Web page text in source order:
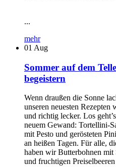
...
mehr
01 Aug
Sommer auf dem
begeistern
Wenn draußen die Sonne
unseren neuesten Rezepten
und richtig lecker. Los
neuem Gewand: Tortellini-
mit Pesto und gerösteten
an heißen Tagen. Für alle,
haben wir Butterbohnen mit
und fruchtigen